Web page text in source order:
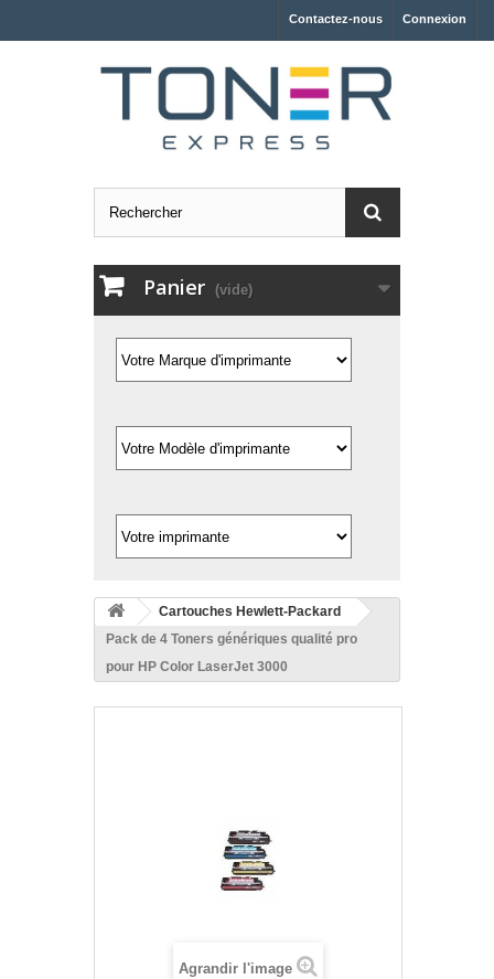
Connexion
Contactez-nous
Panier (vide)
Cartouches Hewlett-Packard
Pack de 4 Toners génériques qualité pro
pour HP Color LaserJet 3000
Agrandir l'image